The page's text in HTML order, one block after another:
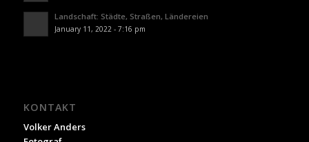
Landschaft: Städte, Straßen, Ländereien
January 11, 2022 - 7:16 pm
KONTAKT
Volker Anders